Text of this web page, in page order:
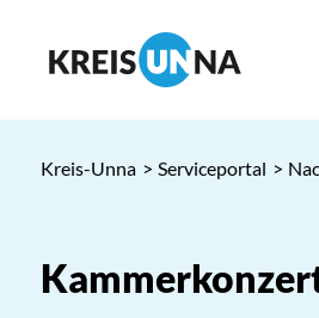
Kreis-Unna > Serviceportal >